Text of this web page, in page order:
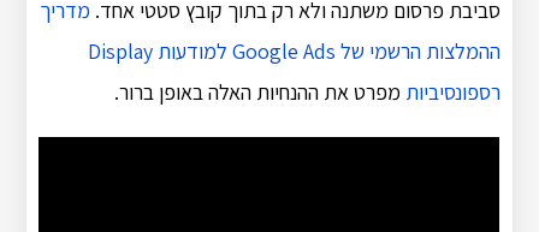
סביבת פרסום משתנה ולא רק בתוך קובץ סטטי אחד. מדריך
ההמלצות הרשמי של Google Ads למודעות Display
רספונסיביות מפרט את ההנחיות האלה באופן ברור.